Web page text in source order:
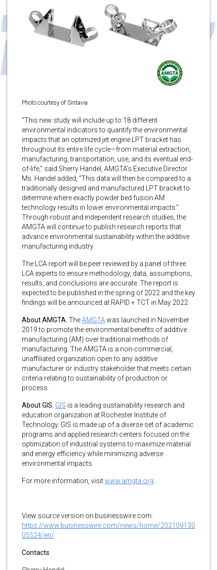
Photo courtesy of Sintavia
“This new study will include up to 18 different
environmental indicators to quantify the environmental
impacts that an optimized jet engine LPT bracket has
throughout its entire life cycle—from material extraction,
manufacturing, transportation, use, and its eventual end-
of-life,” said Sherry Handel, AMGTA’s Executive Director.
Ms. Handel added, “This data will then be compared to a
traditionally designed and manufactured LPT bracket to
determine where exactly powder bed fusion AM
technology results in lower environmental impacts.”
Through robust and independent research studies, the
AMGTA will continue to publish research reports that
advance environmental sustainability within the additive
manufacturing industry.
The LCA report will be peer reviewed by a panel of three
LCA experts to ensure methodology, data, assumptions,
results, and conclusions are accurate. The report is
expected to be published in the spring of 2022 and the key
findings will be announced at RAPID + TCT in May 2022.
About AMGTA. TheAMGTA was launched in November
2019 to promote the environmental benefits of additive
manufacturing (AM) over traditional methods of
manufacturing. The AMGTA is a non-commercial,
unaffiliated organization open to any additive
manufacturer or industry stakeholder that meets certain
criteria relating to sustainability of production or
process.
About GIS. GIS is a leading sustainability research and
education organization at Rochester Institute of
Technology. GIS is made up of a diverse set of academic
programs and applied research centers focused on the
optimization of industrial systems to maximize material
and energy efficiency while minimizing adverse
environmental impacts
For more information, visitwww.amgta.org
View source version on businesswire.com:
https://www.businesswire.com/news/home/202109130
05524/en/
Contacts